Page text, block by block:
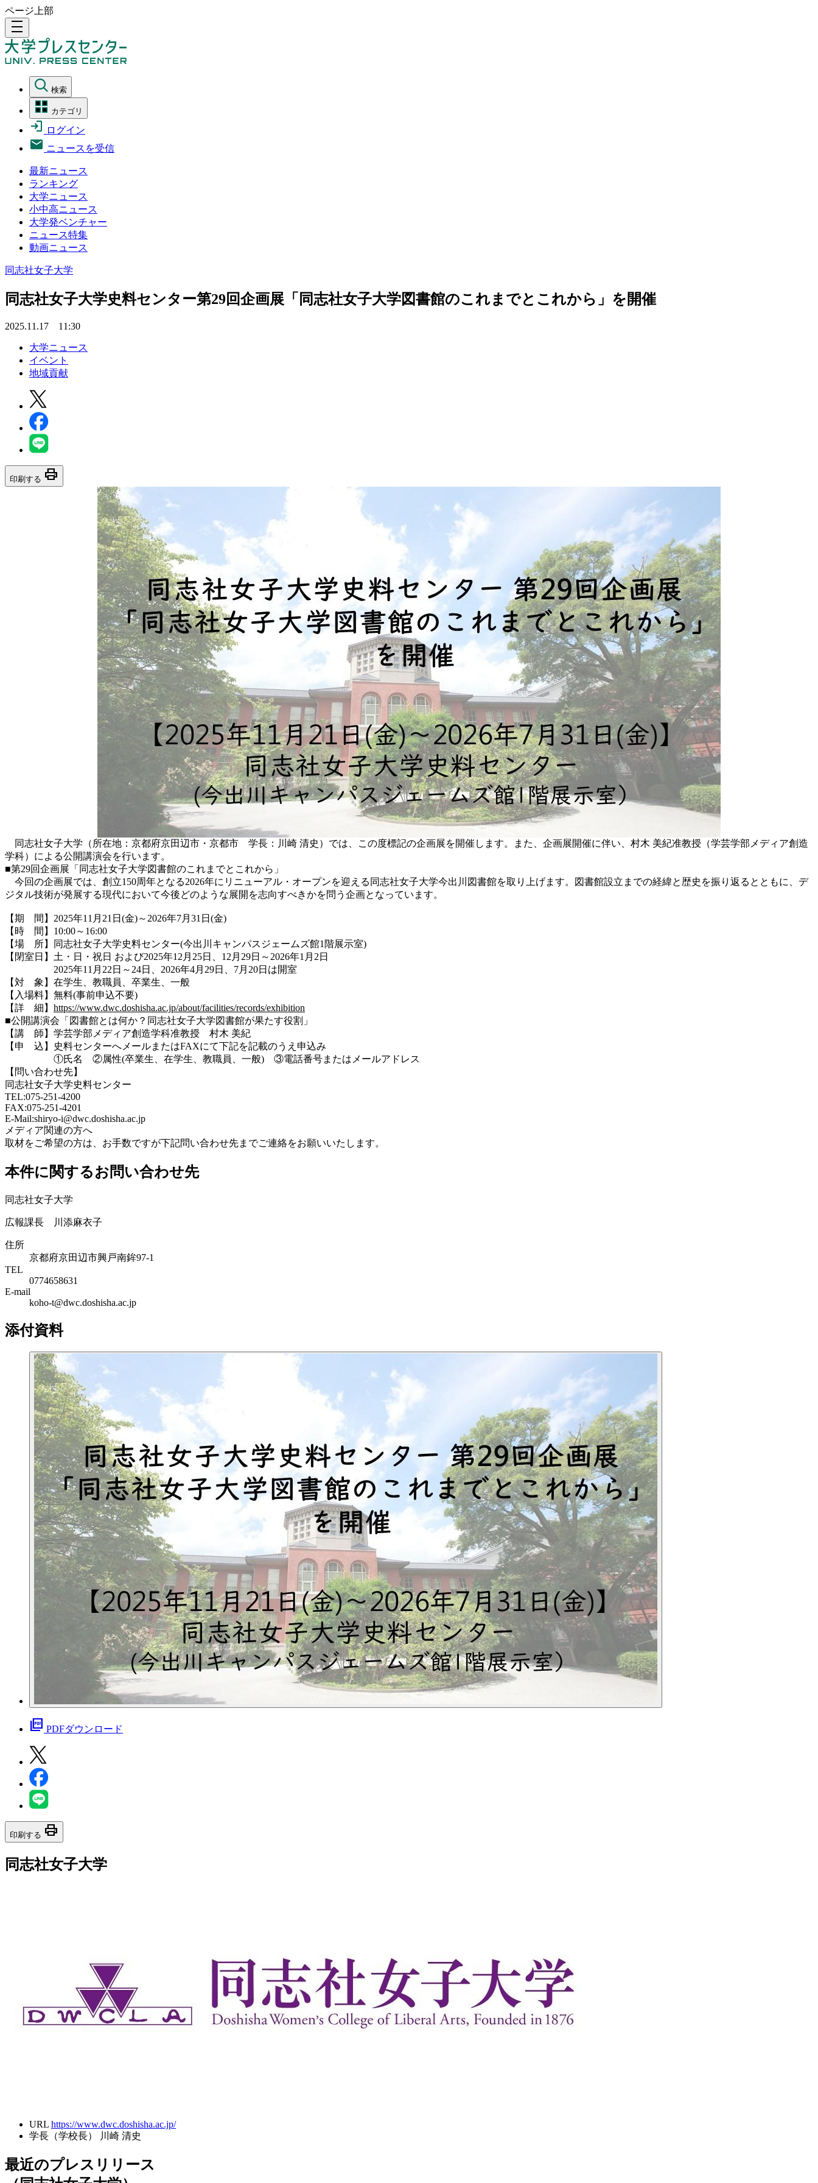
ページ上部
density_medium
検索
カテゴリ
ログイン
ニュースを受信
最新ニュース
ランキング
大学ニュース
小中高ニュース
大学発ベンチャー
ニュース特集
動画ニュース
同志社女子大学
同志社女子大学史料センター第29回企画展「同志社女子大学図書館のこれまでとこれから」を開催
2025.11.17 11:30
大学ニュース
イベント
地域貢献
印刷する print
同志社女子大学（所在地：京都府京田辺市・京都市 学長：川崎 清史）では、この度標記の企画展を開催します。また、企画展開催に伴い、村木 美紀准教授（学芸学部メディア創造
学科）による公開講演会を行います。
■第29回企画展「同志社女子大学図書館のこれまでとこれから」
今回の企画展では、創立150周年となる2026年にリニューアル・オープンを迎える同志社女子大学今出川図書館を取り上げます。図書館設立までの経緯と歴史を振り返るとともに、デ
ジタル技術が発展する現代において今後どのような展開を志向すべきかを問う企画となっています。
【期 間】2025年11月21日(金)～2026年7月31日(金)
【時 間】10:00～16:00
【場 所】同志社女子大学史料センター(今出川キャンパスジェームズ館1階展示室)
【閉室日】土・日・祝日 および2025年12月25日、12月29日～2026年1月2日
2025年11月22日～24日、2026年4月29日、7月20日は開室
【対 象】在学生、教職員、卒業生、一般
【入場料】無料(事前申込不要)
【詳 細】 https://www.dwc.doshisha.ac.jp/about/facilities/records/exhibition
■公開講演会「図書館とは何か？同志社女子大学図書館が果たす役割」
【講 師】学芸学部メディア創造学科准教授 村木 美紀
【申 込】史料センターへメールまたはFAXにて下記を記載のうえ申込み
①氏名 ②属性(卒業生、在学生、教職員、一般) ③電話番号またはメールアドレス
【問い合わせ先】
同志社女子大学史料センター
TEL:075-251-4200
FAX:075-251-4201
E-Mail:shiryo-i@dwc.doshisha.ac.jp
メディア関連の⽅へ
取材をご希望の⽅は、お⼿数ですが下記問い合わせ先までご連絡をお願いいたします。
本件に関するお問い合わせ先
同志社女子大学
広報課長 川添麻衣子
住所
京都府京田辺市興戸南鉾97-1
TEL
0774658631
E-mail
koho-t@dwc.doshisha.ac.jp
添付資料
picture_as_pdf PDFダウンロード
印刷する print
同志社女子大学
URL https://www.dwc.doshisha.ac.jp/
学長（学校長）
川崎 清史
最近のプレスリリース